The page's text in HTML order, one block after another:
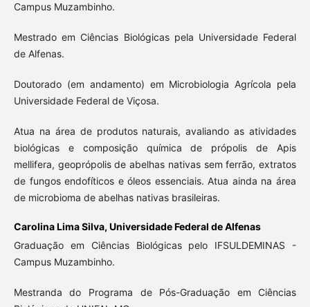
Campus Muzambinho.
Mestrado em Ciências Biológicas pela Universidade Federal
de Alfenas.
Doutorado (em andamento) em Microbiologia Agrícola pela
Universidade Federal de Viçosa.
Atua na área de produtos naturais, avaliando as atividades
biológicas e composição química de própolis de Apis
mellifera, geoprópolis de abelhas nativas sem ferrão, extratos
de fungos endofíticos e óleos essenciais. Atua ainda na área
de microbioma de abelhas nativas brasileiras.
Carolina Lima Silva, Universidade Federal de Alfenas
Graduação em Ciências Biológicas pelo IFSULDEMINAS -
Campus Muzambinho.
Mestranda do Programa de Pós-Graduação em Ciências